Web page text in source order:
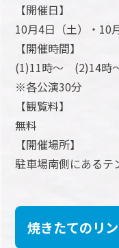
【開催日】
10月4日（土）・10
【開催時間】
(1)11時～ (2)14
※各公演30分
【観覧料】
無料
【開催場所】
駐車場南側にあるテ
焼きたてのリ